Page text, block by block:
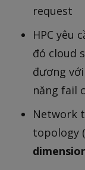
request
HPC yêu
đó cloud
đương
năng fail
Network
topology